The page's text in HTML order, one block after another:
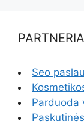
Seo
Parduoda